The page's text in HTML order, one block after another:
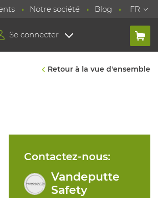
Notre société Blog FR
Se connecter
Retour à la vue d'ensemble
Contactez-nous:
Vandeputte
Safety